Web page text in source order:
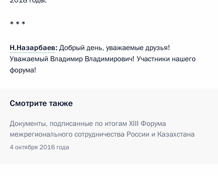
* * *
Н.Назарбаев: Добрый день, уважаемые друзья!
Уважаемый Владимир Владимирович! Участники нашего
форума!
Смотрите также
Документы, подписанные по итогам XIII Форума
межрегионального сотрудничества России и Казахстана
4 октября 2016 года